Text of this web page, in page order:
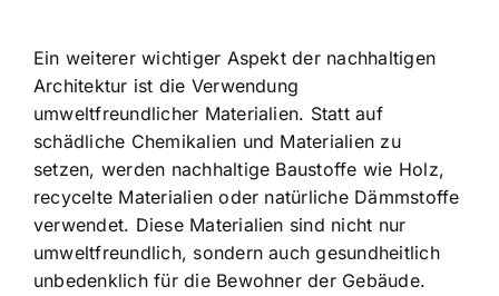
Ein weiterer wichtiger Aspekt der nachhaltigen
Architektur ist die Verwendung
umweltfreundlicher Materialien. Statt auf
schädliche Chemikalien und Materialien zu
setzen, werden nachhaltige Baustoffe wie Holz,
recycelte Materialien oder natürliche Dämmstoffe
verwendet. Diese Materialien sind nicht nur
umweltfreundlich, sondern auch gesundheitlich
unbedenklich für die Bewohner der Gebäude.